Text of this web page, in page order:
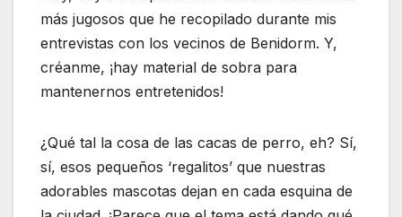
más jugosos que he recopilado durante mis
entrevistas con los vecinos de Benidorm. Y,
créanme, ¡hay material de sobra para
mantenernos entretenidos!
¿Qué tal la cosa de las cacas de perro, eh? Sí,
sí, esos pequeños ‘regalitos’ que nuestras
adorables mascotas dejan en cada esquina de